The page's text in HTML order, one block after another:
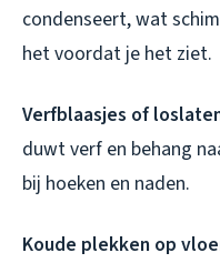
condenseert, wat
het voordat je het ziet.
Verfblaasjes of
duwt verf en behang
bij hoeken en naden.
Koude plekken op